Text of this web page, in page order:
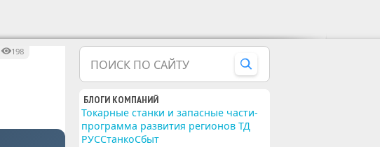
198
ПОИСК ПО САЙТУ
БЛОГИ КОМПАНИЙ
Токарные станки и запасные части-
программа развития регионов ТД
РУССтанкоСбыт